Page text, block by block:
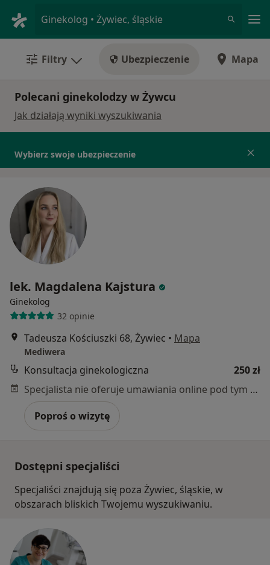
Ginekolog • Żywiec, śląskie
Filtry Ubezpieczenie Mapa
Polecani ginekolodzy w Żywcu
Jak działają wyniki wyszukiwania
Wybierz swoje ubezpieczenie
lek. Magdalena Kajstura
Ginekolog
32 opinie
Tadeusza Kościuszki 68, Żywiec • Mapa
Mediwera
Konsultacja ginekologiczna
250 zł
Specjalista nie oferuje umawiania online pod tym adresem.
Poproś o wizytę
Dostępni specjaliści
Specjaliści znajdują się poza Żywiec, śląskie, w
obszarach bliskich Twojemu wyszukiwaniu.